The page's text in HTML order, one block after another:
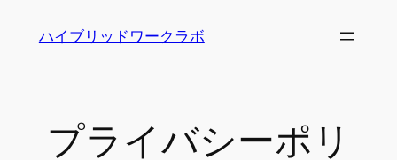
ハイブリッドワークラボ
プライバシーポリ